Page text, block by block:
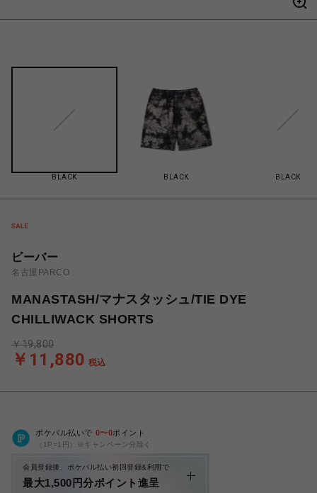
BLACK BLACK BLACK
ビーバー
名古屋PARCO
MANASTASH/マナスタッシュ/TIE DYE
CHILLIWACK SHORTS
￥11,880 税込
￥19,800
ポケパル払いで 0〜0ポイント
（1P=1円）※キャンペーン分除く
会員登録後、ポケパル払い初回登録&利用で
最大1,500円分ポイント進呈